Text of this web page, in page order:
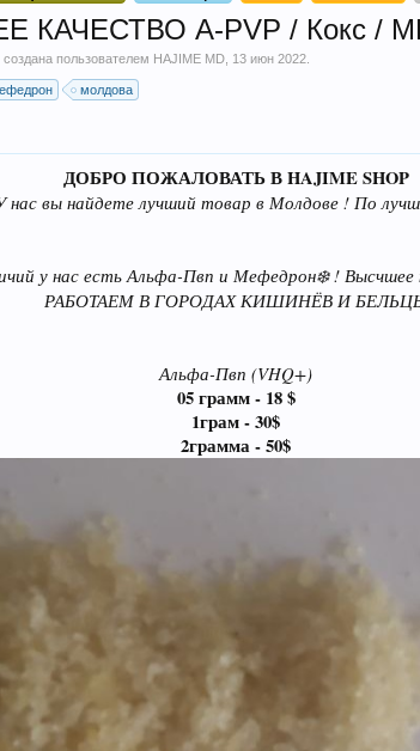
A-PVP / Кокс /
создана пользователем HAJIME MD 13 июн 2022
молдова
ДОБРО ПОЖАЛОВАТЬ В HAJIME SHOP
нас вы найдете лучший товар в Молдове ! По
у нас есть Альфа-Пвп и Мефедрон❄️ ! Высчшее
РАБОТАЕМ В ГОРОДАХ КИШИНЁВ И
Альфа-Пвп (VHQ+)
05 грамм - 18 $
1грам - 30$
2грамма - 50$